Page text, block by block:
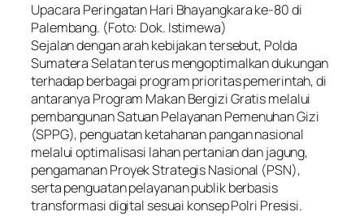
Upacara Peringatan Hari Bhayangkara ke-80 di
Palembang. (Foto: Dok. Istimewa)
Sejalan dengan arah kebijakan tersebut, Polda
Sumatera Selatan terus mengoptimalkan dukungan
terhadap berbagai program prioritas pemerintah, di
antaranya Program Makan Bergizi Gratis melalui
pembangunan Satuan Pelayanan Pemenuhan Gizi
(SPPG), penguatan ketahanan pangan nasional
melalui optimalisasi lahan pertanian dan jagung,
pengamanan Proyek Strategis Nasional (PSN),
serta penguatan pelayanan publik berbasis
transformasi digital sesuai konsep Polri Presisi.